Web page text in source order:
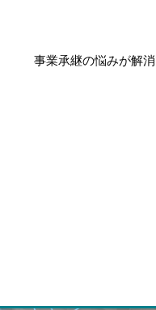
事業承継の悩みが解